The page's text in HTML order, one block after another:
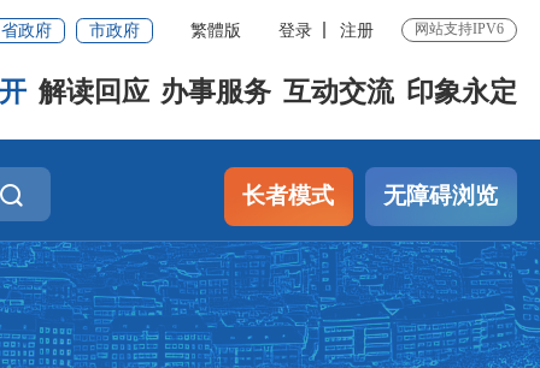
省政府 市政府 繁體版 登录 注册 网站支持IPV6
解读回应 办事服务 互动交流 印象永定
长者模式 无障碍浏览